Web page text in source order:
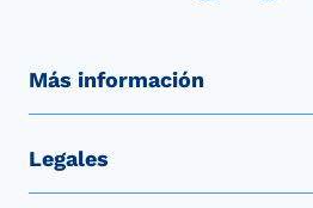
Más información
Legales